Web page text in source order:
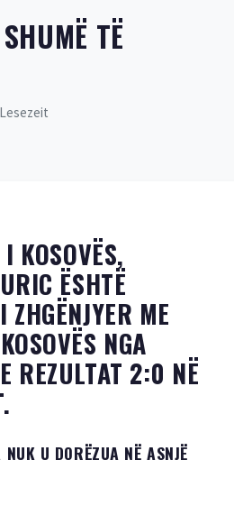
TË
KOSOVËS,
ËSHTË
ME
NGA
REZULTAT 2:0 NË
U DORËZUA NË ASNJË